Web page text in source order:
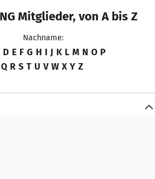
Mitglieder, von A bis Z
Nachname:
D E F G H I J K L M N O P
Q R S T U V W X Y Z